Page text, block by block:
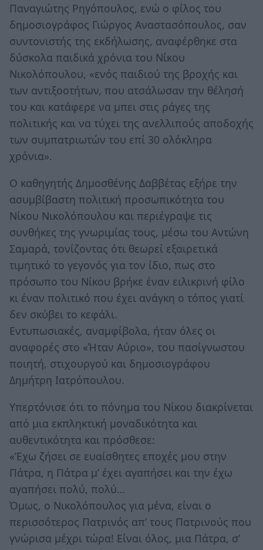
Παναγιώτης Ρηγόπουλος, ενώ ο φίλος του
δημοσιογράφος Γιώργος Αναστασόπουλος, σαν
συντονιστής της εκδήλωσης, αναφέρθηκε στα
δύσκολα παιδικά χρόνια του Νίκου
Νικολόπουλου, «ενός παιδιού της βροχής και
των αντιξοοτήτων, που ατσάλωσαν την θέλησή
του και κατάφερε να μπει στις ράγες της
πολιτικής και να τύχει της ανελλιπούς αποδοχής
των συμπατριωτών του επί 30 ολόκληρα
χρόνια».
Ο καθηγητής Δημοσθένης Δαββέτας εξήρε την
ασυμβίβαστη πολιτική προσωπικότητα του
Νίκου Νικολόπουλου και περιέγραψε τις
συνθήκες της γνωριμίας τους, μέσω του Αντώνη
Σαμαρά, τονίζοντας ότι θεωρεί εξαιρετικά
τιμητικό το γεγονός για τον ίδιο, πως στο
πρόσωπο του Νίκου βρήκε έναν ειλικρινή φίλο
κι έναν πολιτικό που έχει ανάγκη ο τόπος γιατί
δεν σκύβει το κεφάλι.
Εντυπωσιακές, αναμφίβολα, ήταν όλες οι
αναφορές στο «Ήταν Αύριο», του πασίγνωστου
ποιητή, στιχουργού και δημοσιογράφου
Δημήτρη Ιατρόπουλου.
Υπερτόνισε ότι το πόνημα του Νίκου διακρίνεται
από μια εκπληκτική μοναδικότητα και
αυθεντικότητα και πρόσθεσε:
«’Εχω ζήσει σε ευαίσθητες εποχές μου στην
Πάτρα, η Πάτρα μ’ έχει αγαπήσει και την έχω
αγαπήσει πολύ, πολύ…
Όμως, ο Νικολόπουλος για μένα, είναι ο
περισσότερος Πατρινός απ’ τους Πατρινούς που
γνώρισα μέχρι τώρα! Είναι όλος, μια Πάτρα, σ’